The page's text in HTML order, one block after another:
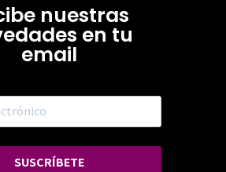
nuestras
en tu
email
SUSCRÍBETE